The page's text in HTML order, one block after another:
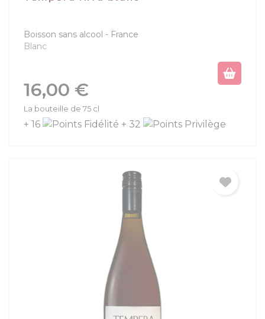
Boisson sans alcool
France
Blanc
Prix
16,00 €
La bouteille de 75 cl
+ 16 + 32